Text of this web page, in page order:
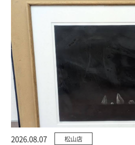
2026.08.07 松山店